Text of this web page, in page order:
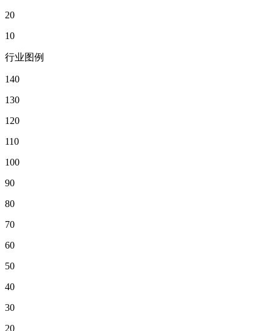
20
10
行业图例
140
130
120
110
100
90
80
70
60
50
40
30
20